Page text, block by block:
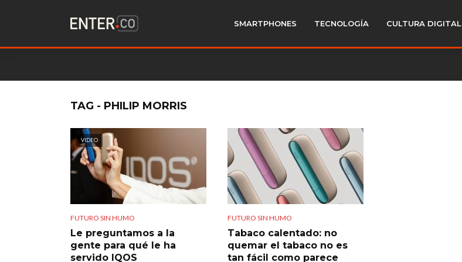
SMARTPHONES TECNOLOGÍA CULTURA DIGITAL
TAG - PHILIP MORRIS
VIDEO
FUTURO SIN HUMO
Le preguntamos a la
gente para qué le ha
servido IQOS
FUTURO SIN HUMO
Tabaco calentado: no
quemar el tabaco no es
tan fácil como parece